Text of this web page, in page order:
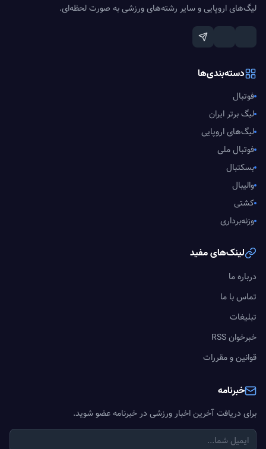
لیگ‌های اروپایی و سایر رشته‌های ورزشی به صورت لحظه‌ای.
دسته‌بندی‌ها
فوتبال
لیگ برتر ایران
لیگ‌های اروپایی
فوتبال ملی
بسکتبال
والیبال
کشتی
وزنه‌برداری
لینک‌های مفید
درباره ما
تماس با ما
تبلیغات
خبرخوان RSS
قوانین و مقررات
خبرنامه
برای دریافت آخرین اخبار ورزشی در خبرنامه عضو شوید.